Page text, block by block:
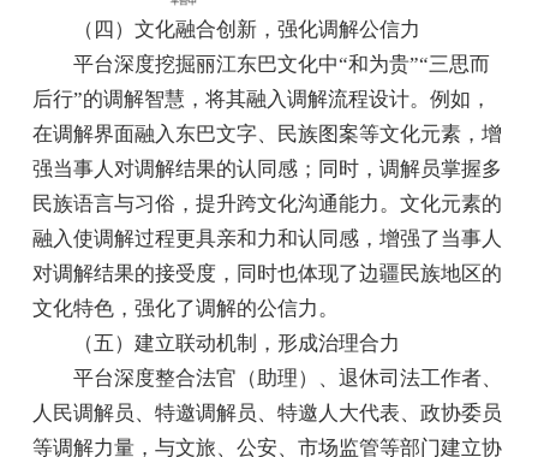
（四）文化融合创新，强化调解公信力
平台深度挖掘丽江东巴文化中“和为贵”“三思而
后行”的调解智慧，将其融入调解流程设计。例如，
在调解界面融入东巴文字、民族图案等文化元素，增
强当事人对调解结果的认同感；同时，调解员掌握多
民族语言与习俗，提升跨文化沟通能力。文化元素的
融入使调解过程更具亲和力和认同感，增强了当事人
对调解结果的接受度，同时也体现了边疆民族地区的
文化特色，强化了调解的公信力。
（五）建立联动机制，形成治理合力
平台深度整合法官（助理）、退休司法工作者、
人民调解员、特邀调解员、特邀人大代表、政协委员
等调解力量，与文旅、公安、市场监管等部门建立协